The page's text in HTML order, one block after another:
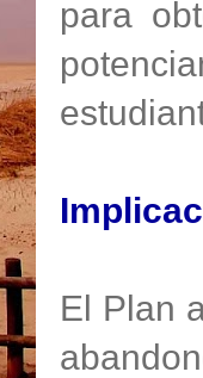
para
El Plan